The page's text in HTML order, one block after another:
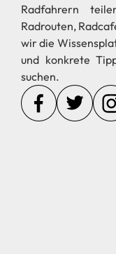
Radfahrern
Radrouten,
wir die
und konkrete
suchen.